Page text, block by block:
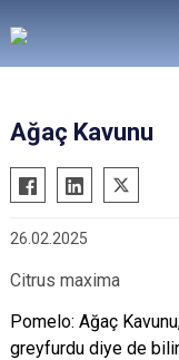
Ağaç Kavunu
26.02.2025
Citrus maxima
Pomelo: Ağaç
greyfurdu diye de